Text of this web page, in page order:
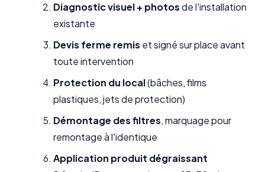
Diagnostic visuel + photosde l'installation
existante
Devis ferme remis et signé sur place avant
toute intervention
Protection du local(bâches, films
plastiques, jets de protection)
Démontage des filtres, marquage pour
remontage à l'identique
Application produit dégraissant